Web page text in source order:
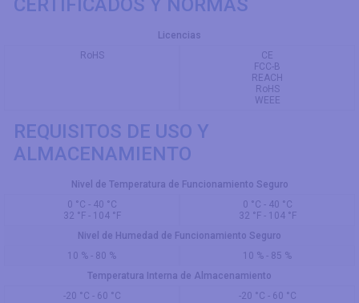
CERTIFICADOS Y NORMAS
Licencias
RoHS
CE
FCC-B
REACH
RoHS
WEEE
REQUISITOS DE USO Y
ALMACENAMIENTO
Nivel de Temperatura de Funcionamiento Seguro
0 °C - 40 °C
32 °F - 104 °F
0 °C - 40 °C
32 °F - 104 °F
Nivel de Humedad de Funcionamiento Seguro
10 % - 80 %
10 % - 85 %
Temperatura Interna de Almacenamiento
-20 °C - 60 °C
-20 °C - 60 °C